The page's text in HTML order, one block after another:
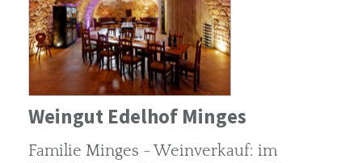
Weingut Edelhof Minges
Familie Minges - Weinverkauf: im